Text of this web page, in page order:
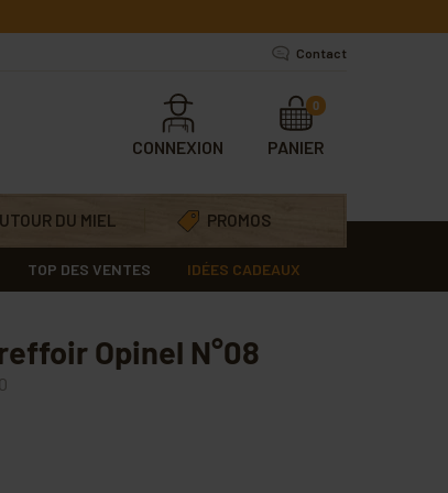
Contact
CONNEXION PANIER
0
DU MIEL PROMOS
TOP DES VENTES IDÉES CADEAUX
Opinel N°08